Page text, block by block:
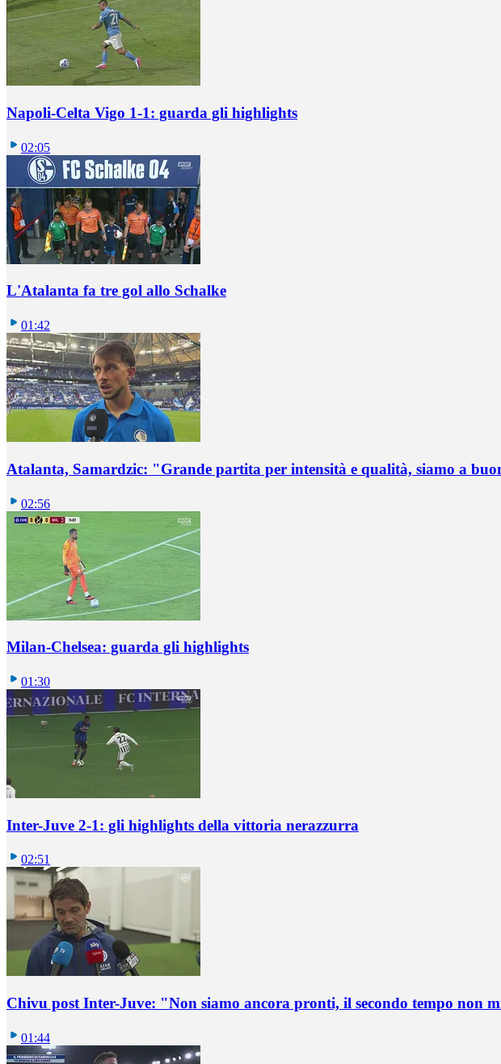
Napoli-Celta Vigo 1-1: guarda gli highlights
02:05
L'Atalanta fa tre gol allo Schalke
01:42
Atalanta, Samardzic: "Grande partita per intensità e qualità, siamo a
02:56
Milan-Chelsea: guarda gli highlights
01:30
Inter-Juve 2-1: gli highlights della vittoria nerazzurra
02:51
Chivu post Inter-Juve: "Non siamo ancora pronti, il secondo tempo non
01:44